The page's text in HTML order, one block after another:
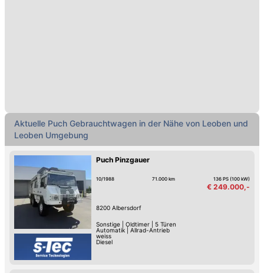
Aktuelle Puch Gebrauchtwagen in der Nähe von Leoben und
Leoben Umgebung
Puch Pinzgauer
10/1988 71.000 km 136 PS (100 kW)
€ 249.000,-
8200 Albersdorf
Sonstige| Oldtimer|
5 Türen
Automatik| Allrad-Antrieb
weiss
Diesel